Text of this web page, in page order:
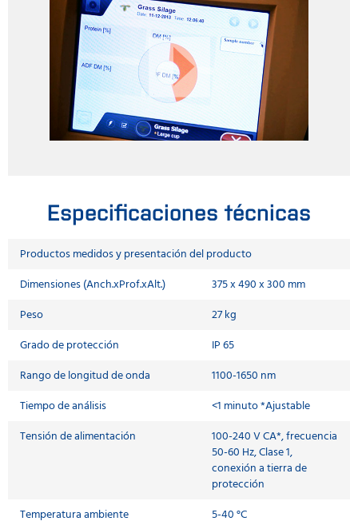
Especificaciones técnicas
Productos medidos y presentación del producto
Dimensiones (Anch.xProf.xAlt.)
375 x 490 x 300 mm
Peso
27 kg
Grado de protección
IP 65
Rango de longitud de onda
1100-1650 nm
Tiempo de análisis
<1 minuto *Ajustable
Tensión de alimentación
100-240 V CA*, frecuencia
50-60 Hz, Clase 1,
conexión a tierra de
protección
Temperatura ambiente
5-40 °C